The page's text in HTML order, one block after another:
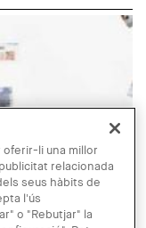
li una millor
relacionada
seus hàbits de
l'ús
o "Rebutjar" la